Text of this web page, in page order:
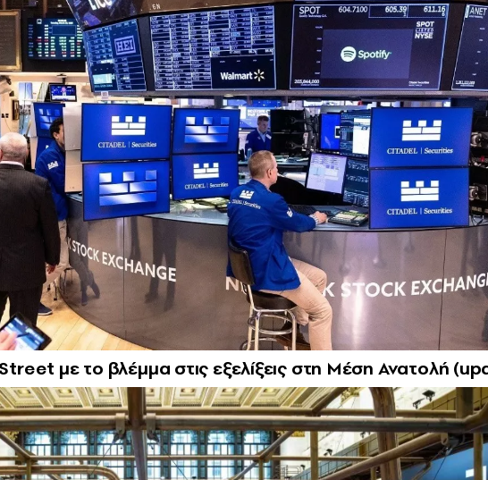
με το βλέμμα στις εξελίξεις στη Μέση Ανατολή